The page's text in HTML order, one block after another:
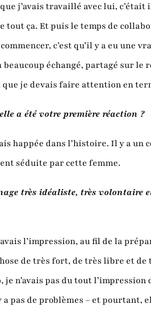
j’avais travaillé avec lui,
tout ça. Et puis le temps de
c’est qu’il y a eu
beaucoup échangé, partagé sur
je devais faire attention en
a été votre première réaction ?
happée dans l’histoire. Il y a
séduite par cette femme.
très idéaliste, très volontaire
l’impression, au fil de la
de très fort, de très libre et de
je n’avais pas du tout
a pas de problèmes – et